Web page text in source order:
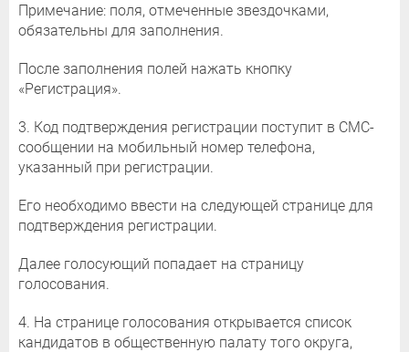
Примечание: поля, отмеченные звездочками,
обязательны для заполнения.
После заполнения полей нажать кнопку
«Регистрация».
3. Код подтверждения регистрации поступит в СМС-
сообщении на мобильный номер телефона,
указанный при регистрации.
Его необходимо ввести на следующей странице для
подтверждения регистрации.
Далее голосующий попадает на страницу
голосования.
4. На странице голосования открывается список
кандидатов в общественную палату того округа,